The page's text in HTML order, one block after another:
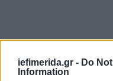
iefimerida.gr - Do
Information